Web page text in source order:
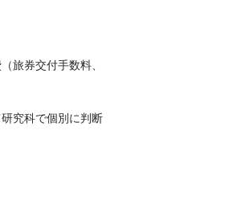
旅券交付手数料、
究科で個別に判断